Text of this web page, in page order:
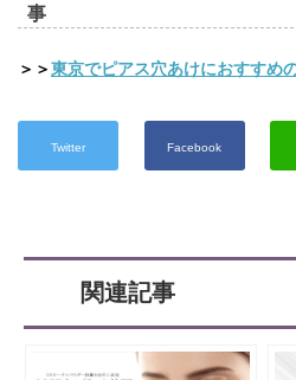
事
＞＞東京でピアス穴あけにおすすめ
Twitter Facebook
関連記事